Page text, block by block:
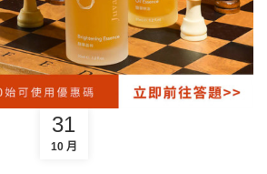
31
10 月